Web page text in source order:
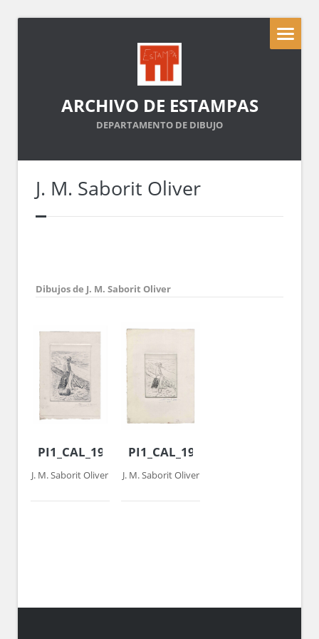
ARCHIVO DE ESTAMPAS
DEPARTAMENTO DE DIBUJO
J. M. Saborit Oliver
Dibujos de J. M. Saborit Oliver
PI1_CAL_1979_003
J. M. Saborit Oliver
PI1_CAL_1977_004
J. M. Saborit Oliver